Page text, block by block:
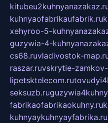
kuhnyaofabrikaufabrik.ru
xehyroo-5-
guzywia-4-
cs68.ruvladivostok-
raszar.ruvskrytie-zamkov-
lipetsktelecom.ru
seksuzb.ru
fabrikaofabrikaokuhny.ru
kuhnyaykuhnyayfabrika.ru